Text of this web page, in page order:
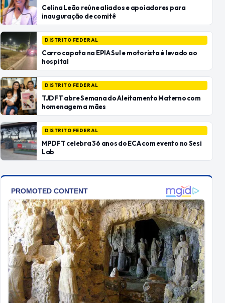
Celina Leão reúne aliados e apoiadores para
inauguração de comitê
DISTRITO FEDERAL
Carro capota na EPIA Sul e motorista é levado ao
hospital
DISTRITO FEDERAL
TJDFT abre Semana do Aleitamento Materno com
homenagem a mães
DISTRITO FEDERAL
MPDFT celebra 36 anos do ECA com evento no Sesi
Lab